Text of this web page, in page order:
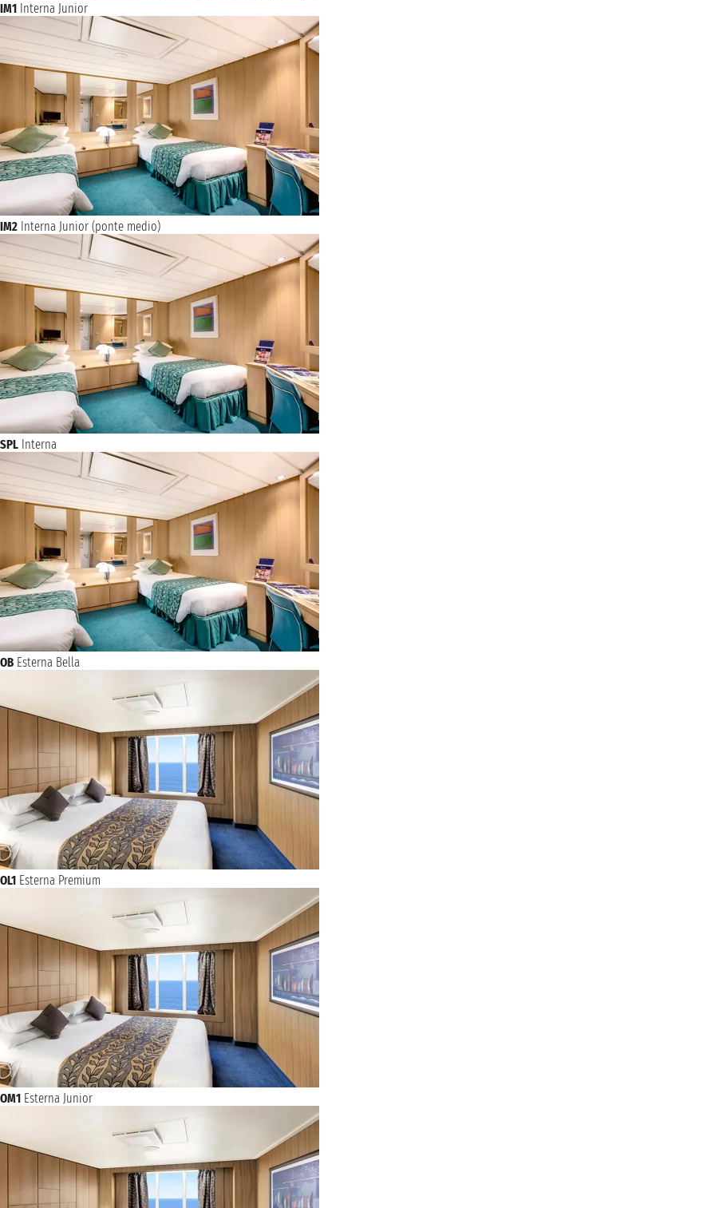
IM1 Interna Junior
IM2 Interna Junior (ponte medio)
SPL Interna
OB Esterna Bella
OL1 Esterna Premium
OM1 Esterna Junior